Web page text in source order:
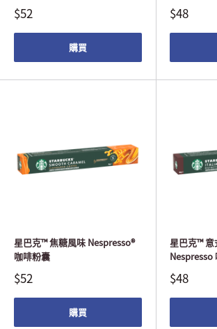
$52
購買
$48
星巴克™ 焦糖風味 Nespresso®
咖啡粉囊
$52
購買
星巴克™ 意
Nespresso
$48